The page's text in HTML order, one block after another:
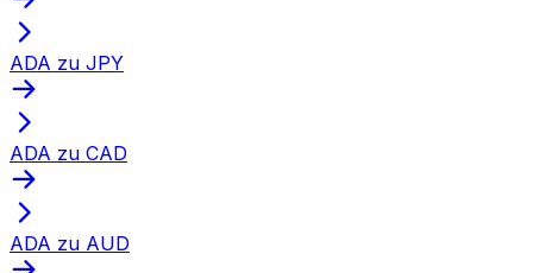
ADA zu JPY
ADA zu CAD
ADA zu AUD